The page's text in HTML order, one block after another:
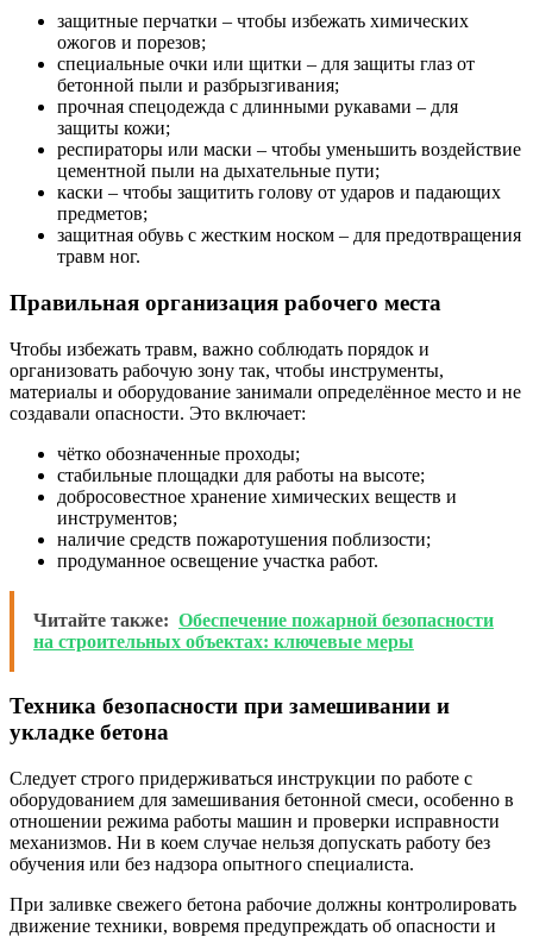
защитные перчатки – чтобы избежать химических
ожогов и порезов;
специальные очки или щитки – для защиты глаз от
бетонной пыли и разбрызгивания;
прочная спецодежда с длинными рукавами – для
защиты кожи;
респираторы или маски – чтобы уменьшить воздействие
цементной пыли на дыхательные пути;
каски – чтобы защитить голову от ударов и падающих
предметов;
защитная обувь с жестким носком – для предотвращения
травм ног.
Правильная организация рабочего места
Чтобы избежать травм, важно соблюдать порядок и
организовать рабочую зону так, чтобы инструменты,
материалы и оборудование занимали определённое место и не
создавали опасности. Это включает:
чётко обозначенные проходы;
стабильные площадки для работы на высоте;
добросовестное хранение химических веществ и
инструментов;
наличие средств пожаротушения поблизости;
продуманное освещение участка работ.
Читайте также: Обеспечение пожарной безопасности
на строительных объектах: ключевые меры
Техника безопасности при замешивании и
укладке бетона
Следует строго придерживаться инструкции по работе с
оборудованием для замешивания бетонной смеси, особенно в
отношении режима работы машин и проверки исправности
механизмов. Ни в коем случае нельзя допускать работу без
обучения или без надзора опытного специалиста.
При заливке свежего бетона рабочие должны контролировать
движение техники, вовремя предупреждать об опасности и